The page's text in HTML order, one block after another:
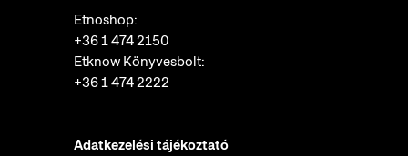
Etnoshop:
+36 1 474 2150
Etknow Könyvesbolt:
+36 1 474 2222
Adatkezelési tájékoztató